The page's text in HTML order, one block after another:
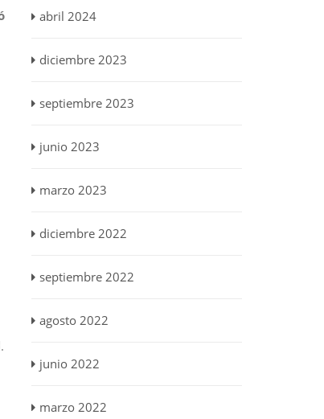
abril 2024
diciembre 2023
septiembre 2023
junio 2023
marzo 2023
diciembre 2022
septiembre 2022
agosto 2022
junio 2022
marzo 2022